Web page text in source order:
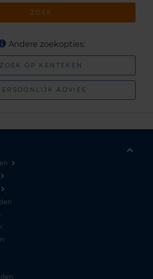
ZOEK
Andere zoekopties:
ZOEK OP KENTEKEN
ADVIES